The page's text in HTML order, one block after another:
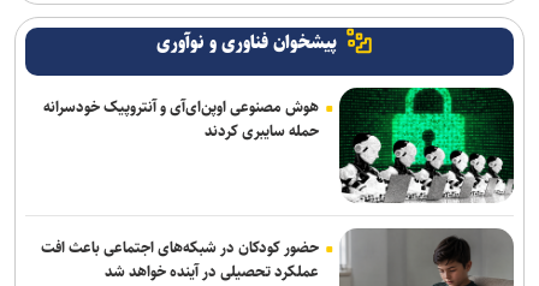
پیشخوان فناوری و نوآوری
هوش مصنوعی اوپن‌ای‌آی و آنتروپیک خودسرانه
حمله سایبری کردند
حضور کودکان در شبکه‌های اجتماعی باعث افت
عملکرد تحصیلی در آینده خواهد شد